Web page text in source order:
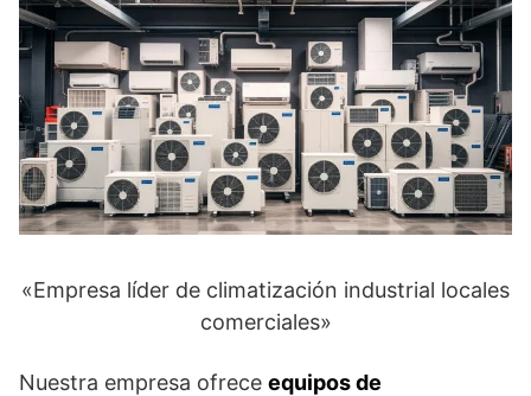
«Empresa líder de climatización industrial locales
comerciales»
Nuestra empresa ofrece equipos de